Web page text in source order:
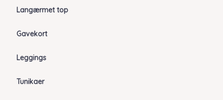
Langærmet top
Gavekort
Leggings
Tunikaer